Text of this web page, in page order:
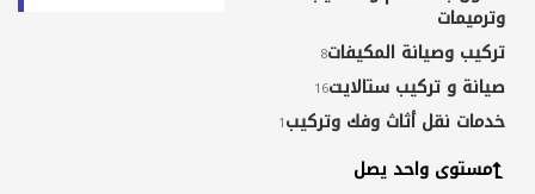
وترميمات
تركيب وصيانة المكيفات8
صيانة و تركيب ستالايت16
خدمات نقل أثاث وفك وتركيب1
خدمات طلاء ودهان
مستوى واحد يصل